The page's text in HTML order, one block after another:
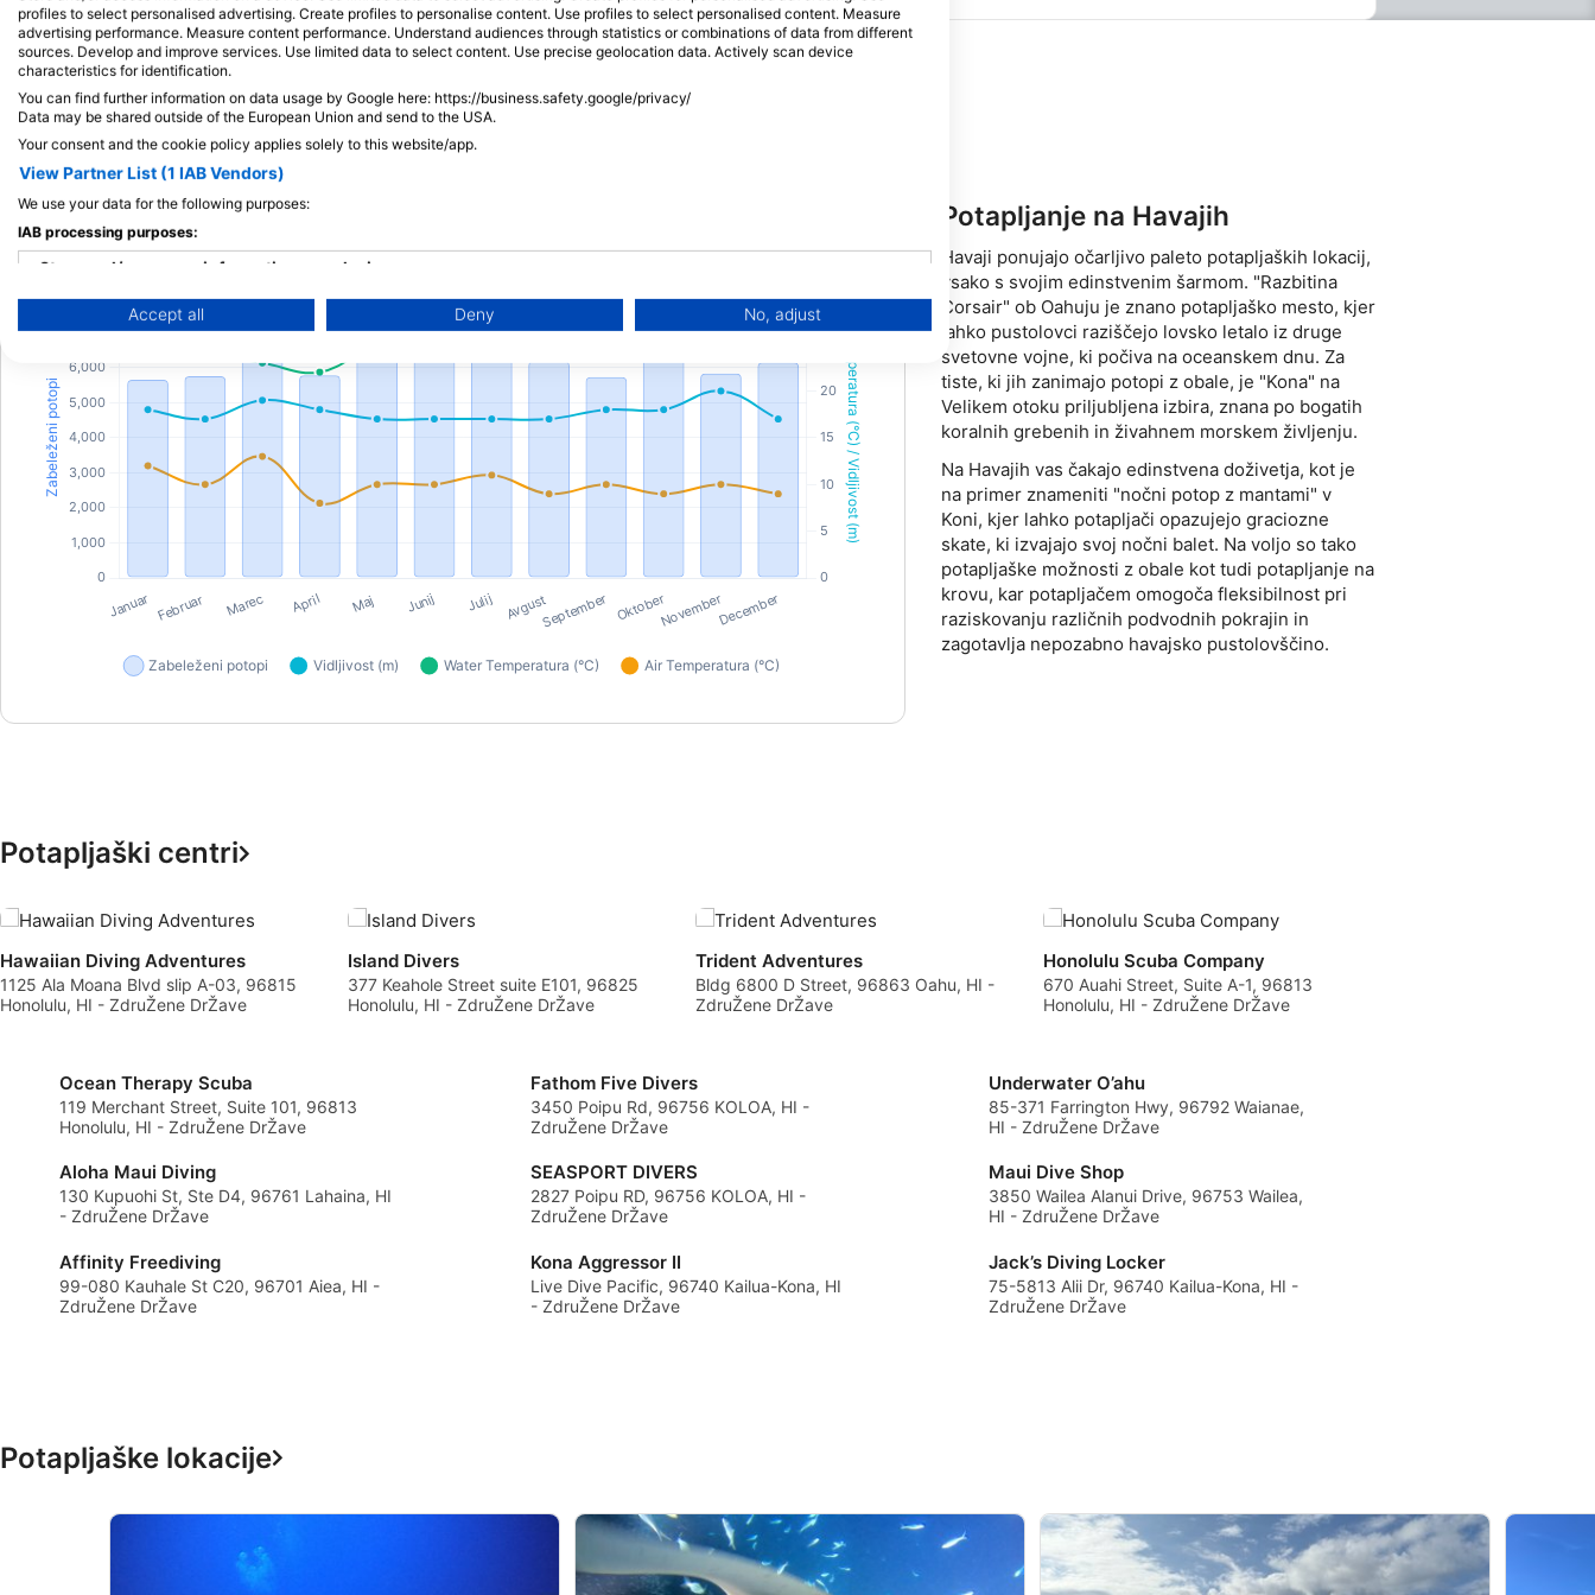
Potapljaška dejavnost
Potapljanje na Havajih
Havaji ponujajo očarljivo paleto potapljaških lokacij,
vsako s svojim edinstvenim šarmom. "Razbitina
Corsair" ob Oahuju je znano potapljaško mesto, kjer
lahko pustolovci raziščejo lovsko letalo iz druge
svetovne vojne, ki počiva na oceanskem dnu. Za
tiste, ki jih zanimajo potopi z obale, je "Kona" na
Velikem otoku priljubljena izbira, znana po bogatih
koralnih grebenih in živahnem morskem življenju.
Na Havajih vas čakajo edinstvena doživetja, kot je
na primer znameniti "nočni potop z mantami" v
Koni, kjer lahko potapljači opazujejo graciozne
skate, ki izvajajo svoj nočni balet. Na voljo so tako
potapljaške možnosti z obale kot tudi potapljanje na
krovu, kar potapljačem omogoča fleksibilnost pri
raziskovanju različnih podvodnih pokrajin in
zagotavlja nepozabno havajsko pustolovščino.
Potapljaški centri
Hawaiian Diving Adventures
1125 Ala Moana Blvd slip A-03, 96815
Honolulu, HI - ZdruŽene DrŽave
Island Divers
377 Keahole Street suite E101, 96825
Honolulu, HI - ZdruŽene DrŽave
Trident Adventures
Bldg 6800 D Street, 96863 Oahu, HI -
ZdruŽene DrŽave
Honolulu Scuba Company
670 Auahi Street, Suite A-1, 96813
Honolulu, HI - ZdruŽene DrŽave
Ocean Therapy Scuba
119 Merchant Street, Suite 101, 96813
Honolulu, HI - ZdruŽene DrŽave
Aloha Maui Diving
130 Kupuohi St, Ste D4, 96761 Lahaina, HI
- ZdruŽene DrŽave
Affinity Freediving
99-080 Kauhale St C20, 96701 Aiea, HI -
ZdruŽene DrŽave
Fathom Five Divers
3450 Poipu Rd, 96756 KOLOA, HI -
ZdruŽene DrŽave
SEASPORT DIVERS
2827 Poipu RD, 96756 KOLOA, HI -
ZdruŽene DrŽave
Kona Aggressor II
Live Dive Pacific, 96740 Kailua-Kona, HI
- ZdruŽene DrŽave
Underwater O’ahu
85-371 Farrington Hwy, 96792 Waianae,
HI - ZdruŽene DrŽave
Maui Dive Shop
3850 Wailea Alanui Drive, 96753 Wailea,
HI - ZdruŽene DrŽave
Jack’s Diving Locker
75-5813 Alii Dr, 96740 Kailua-Kona, HI -
ZdruŽene DrŽave
Potapljaške lokacije
profiles to select personalised advertising. Create profiles to personalise content. Use profiles to select personalised content. Measure
advertising performance. Measure content performance. Understand audiences through statistics or combinations of data from different
sources. Develop and improve services. Use limited data to select content. Use precise geolocation data. Actively scan device
characteristics for identification.
You can find further information on data usage by Google here: https://business.safety.google/privacy/
Data may be shared outside of the European Union and send to the USA.
Your consent and the cookie policy applies solely to this website/app.
View Partner List (1 IAB Vendors)
We use your data for the following purposes:
IAB processing purposes:
Store and/or access information on a device
Use limited data to select advertising
Create profiles for personalised advertising
Use profiles to select personalised advertising
Create profiles to personalise content
Use profiles to select personalised content
Measure content performance
Understand audiences through statistics or combinations of data from different sources
Non-IAB processing purposes:
Necessary
Performance
Advertising
Accept all Deny No, adjust